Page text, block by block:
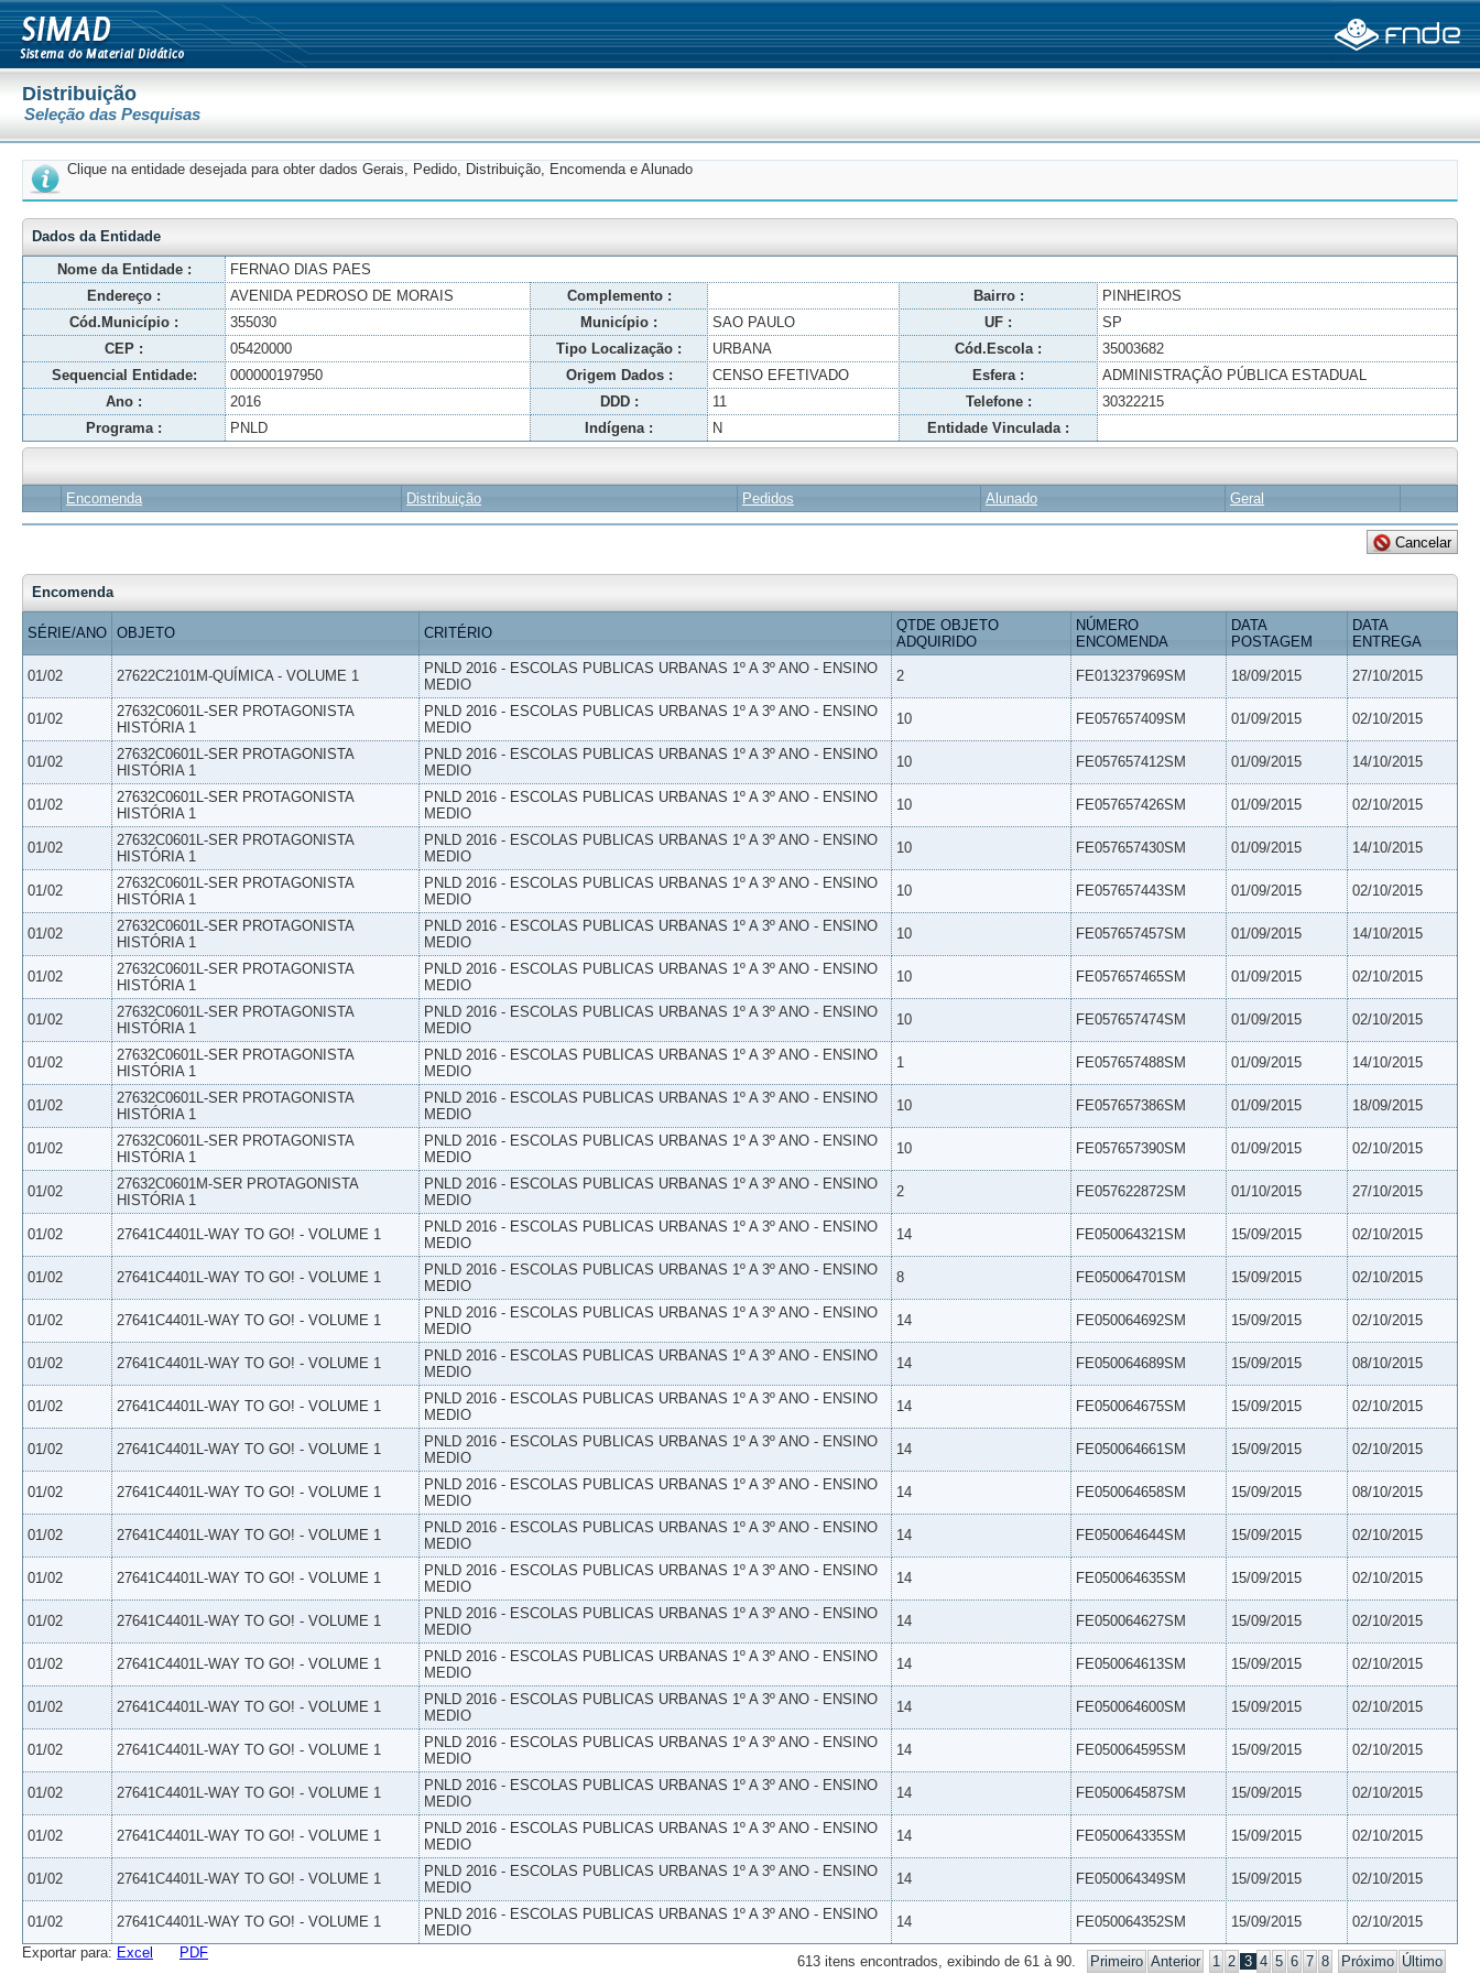
Distribuição
Seleção das Pesquisas
Clique na entidade desejada para obter dados Gerais, Pedido, Distribuição, Encomenda e Alunado
Dados da Entidade
Nome da Entidade :
FERNAO DIAS PAES
Endereço :
AVENIDA PEDROSO DE MORAIS Complemento : Bairro :
PINHEIROS
Cód.Município :
355030 Município : SAO PAULO UF :
SP
CEP :
05420000 Tipo Localização : URBANA Cód.Escola :
35003682
Sequencial Entidade:
000000197950 Origem Dados : CENSO EFETIVADO Esfera :
ADMINISTRAÇÃO PÚBLICA ESTADUAL
Ano :
2016 DDD : 11 Telefone :
30322215
Programa :
PNLD Indígena : N Entidade Vinculada :
Encomenda Distribuição Pedidos Alunado Geral
Encomenda
SÉRIE/ANO OBJETO CRITÉRIO
QTDE OBJETO
ADQUIRIDO
NÚMERO
ENCOMENDA
DATA
POSTAGEM
DATA
ENTREGA
01/02 27622C2101M-QUÍMICA - VOLUME 1
PNLD 2016 - ESCOLAS PUBLICAS URBANAS 1º A 3º ANO - ENSINO
MEDIO
2 FE013237969SM 18/09/2015 27/10/2015
01/02
27632C0601L-SER PROTAGONISTA
HISTÓRIA 1
PNLD 2016 - ESCOLAS PUBLICAS URBANAS 1º A 3º ANO - ENSINO
MEDIO
10 FE057657409SM 01/09/2015 02/10/2015
01/02
27632C0601L-SER PROTAGONISTA
HISTÓRIA 1
PNLD 2016 - ESCOLAS PUBLICAS URBANAS 1º A 3º ANO - ENSINO
MEDIO
10 FE057657412SM 01/09/2015 14/10/2015
01/02
27632C0601L-SER PROTAGONISTA
HISTÓRIA 1
PNLD 2016 - ESCOLAS PUBLICAS URBANAS 1º A 3º ANO - ENSINO
MEDIO
10 FE057657426SM 01/09/2015 02/10/2015
01/02
27632C0601L-SER PROTAGONISTA
HISTÓRIA 1
PNLD 2016 - ESCOLAS PUBLICAS URBANAS 1º A 3º ANO - ENSINO
MEDIO
10 FE057657430SM 01/09/2015 14/10/2015
01/02
27632C0601L-SER PROTAGONISTA
HISTÓRIA 1
PNLD 2016 - ESCOLAS PUBLICAS URBANAS 1º A 3º ANO - ENSINO
MEDIO
10 FE057657443SM 01/09/2015 02/10/2015
01/02
27632C0601L-SER PROTAGONISTA
HISTÓRIA 1
PNLD 2016 - ESCOLAS PUBLICAS URBANAS 1º A 3º ANO - ENSINO
MEDIO
10 FE057657457SM 01/09/2015 14/10/2015
01/02
27632C0601L-SER PROTAGONISTA
HISTÓRIA 1
PNLD 2016 - ESCOLAS PUBLICAS URBANAS 1º A 3º ANO - ENSINO
MEDIO
10 FE057657465SM 01/09/2015 02/10/2015
01/02
27632C0601L-SER PROTAGONISTA
HISTÓRIA 1
PNLD 2016 - ESCOLAS PUBLICAS URBANAS 1º A 3º ANO - ENSINO
MEDIO
10 FE057657474SM 01/09/2015 02/10/2015
01/02
27632C0601L-SER PROTAGONISTA
HISTÓRIA 1
PNLD 2016 - ESCOLAS PUBLICAS URBANAS 1º A 3º ANO - ENSINO
MEDIO
1 FE057657488SM 01/09/2015 14/10/2015
01/02
27632C0601L-SER PROTAGONISTA
HISTÓRIA 1
PNLD 2016 - ESCOLAS PUBLICAS URBANAS 1º A 3º ANO - ENSINO
MEDIO
10 FE057657386SM 01/09/2015 18/09/2015
01/02
27632C0601L-SER PROTAGONISTA
HISTÓRIA 1
PNLD 2016 - ESCOLAS PUBLICAS URBANAS 1º A 3º ANO - ENSINO
MEDIO
10 FE057657390SM 01/09/2015 02/10/2015
01/02
27632C0601M-SER PROTAGONISTA
HISTÓRIA 1
PNLD 2016 - ESCOLAS PUBLICAS URBANAS 1º A 3º ANO - ENSINO
MEDIO
2 FE057622872SM 01/10/2015 27/10/2015
01/02 27641C4401L-WAY TO GO! - VOLUME 1
PNLD 2016 - ESCOLAS PUBLICAS URBANAS 1º A 3º ANO - ENSINO
MEDIO
14 FE050064321SM 15/09/2015 02/10/2015
01/02 27641C4401L-WAY TO GO! - VOLUME 1
PNLD 2016 - ESCOLAS PUBLICAS URBANAS 1º A 3º ANO - ENSINO
MEDIO
8 FE050064701SM 15/09/2015 02/10/2015
01/02 27641C4401L-WAY TO GO! - VOLUME 1
PNLD 2016 - ESCOLAS PUBLICAS URBANAS 1º A 3º ANO - ENSINO
MEDIO
14 FE050064692SM 15/09/2015 02/10/2015
01/02 27641C4401L-WAY TO GO! - VOLUME 1
PNLD 2016 - ESCOLAS PUBLICAS URBANAS 1º A 3º ANO - ENSINO
MEDIO
14 FE050064689SM 15/09/2015 08/10/2015
01/02 27641C4401L-WAY TO GO! - VOLUME 1
PNLD 2016 - ESCOLAS PUBLICAS URBANAS 1º A 3º ANO - ENSINO
MEDIO
14 FE050064675SM 15/09/2015 02/10/2015
01/02 27641C4401L-WAY TO GO! - VOLUME 1
PNLD 2016 - ESCOLAS PUBLICAS URBANAS 1º A 3º ANO - ENSINO
MEDIO
14 FE050064661SM 15/09/2015 02/10/2015
01/02 27641C4401L-WAY TO GO! - VOLUME 1
PNLD 2016 - ESCOLAS PUBLICAS URBANAS 1º A 3º ANO - ENSINO
MEDIO
14 FE050064658SM 15/09/2015 08/10/2015
01/02 27641C4401L-WAY TO GO! - VOLUME 1
PNLD 2016 - ESCOLAS PUBLICAS URBANAS 1º A 3º ANO - ENSINO
MEDIO
14 FE050064644SM 15/09/2015 02/10/2015
01/02 27641C4401L-WAY TO GO! - VOLUME 1
PNLD 2016 - ESCOLAS PUBLICAS URBANAS 1º A 3º ANO - ENSINO
MEDIO
14 FE050064635SM 15/09/2015 02/10/2015
01/02 27641C4401L-WAY TO GO! - VOLUME 1
PNLD 2016 - ESCOLAS PUBLICAS URBANAS 1º A 3º ANO - ENSINO
MEDIO
14 FE050064627SM 15/09/2015 02/10/2015
01/02 27641C4401L-WAY TO GO! - VOLUME 1
PNLD 2016 - ESCOLAS PUBLICAS URBANAS 1º A 3º ANO - ENSINO
MEDIO
14 FE050064613SM 15/09/2015 02/10/2015
01/02 27641C4401L-WAY TO GO! - VOLUME 1
PNLD 2016 - ESCOLAS PUBLICAS URBANAS 1º A 3º ANO - ENSINO
MEDIO
14 FE050064600SM 15/09/2015 02/10/2015
01/02 27641C4401L-WAY TO GO! - VOLUME 1
PNLD 2016 - ESCOLAS PUBLICAS URBANAS 1º A 3º ANO - ENSINO
MEDIO
14 FE050064595SM 15/09/2015 02/10/2015
01/02 27641C4401L-WAY TO GO! - VOLUME 1
PNLD 2016 - ESCOLAS PUBLICAS URBANAS 1º A 3º ANO - ENSINO
MEDIO
14 FE050064587SM 15/09/2015 02/10/2015
01/02 27641C4401L-WAY TO GO! - VOLUME 1
PNLD 2016 - ESCOLAS PUBLICAS URBANAS 1º A 3º ANO - ENSINO
MEDIO
14 FE050064335SM 15/09/2015 02/10/2015
01/02 27641C4401L-WAY TO GO! - VOLUME 1
PNLD 2016 - ESCOLAS PUBLICAS URBANAS 1º A 3º ANO - ENSINO
MEDIO
14 FE050064349SM 15/09/2015 02/10/2015
01/02 27641C4401L-WAY TO GO! - VOLUME 1
PNLD 2016 - ESCOLAS PUBLICAS URBANAS 1º A 3º ANO - ENSINO
MEDIO
14 FE050064352SM 15/09/2015 02/10/2015
613 itens encontrados, exibindo de 61 à 90. Primeiro Anterior 1 2 3 4 5 6 7 8 Próximo Último
Exportar para: Excel PDF